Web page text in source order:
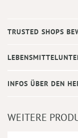
TRUSTED SHOPS
INFOS ÜBER DEN
WEITERE